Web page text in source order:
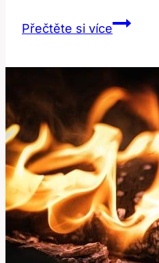
Přečtěte si víceLost:
Překlad
a
Použití!